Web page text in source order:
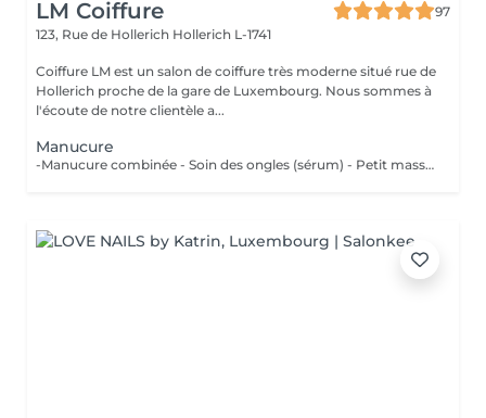
LM Coiffure
97
123, Rue de Hollerich Hollerich L-1741
Coiffure LM est un salon de coiffure très moderne situé rue de
Hollerich proche de la gare de Luxembourg. Nous sommes à
l'écoute de notre clientèle a...
Manucure
-Manucure combinée - Soin des ongles (sérum) - Petit massage